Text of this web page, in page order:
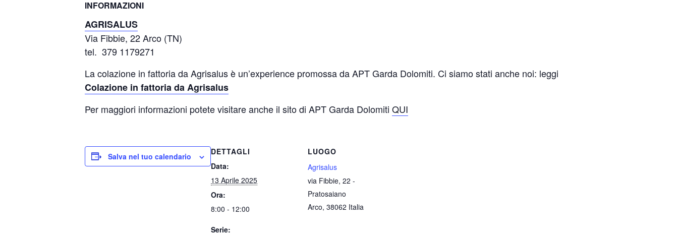
INFORMAZIONI
AGRISALUS
Via Fibbie, 22 Arco (TN)
tel. 379 1179271
La colazione in fattoria da Agrisalus è un’experience promossa da APT Garda Dolomiti. Ci siamo stati anche noi: leggi
Colazione in fattoria da Agrisalus
Per maggiori informazioni potete visitare anche il sito di APT Garda Dolomiti QUI
Salva nel tuo calendario
DETTAGLI
Data:
13 Aprile 2025
Ora:
8:00 - 12:00
Serie:
LUOGO
Agrisalus
via Fibbie, 22 -
Pratosaiano
Arco, 38062 Italia